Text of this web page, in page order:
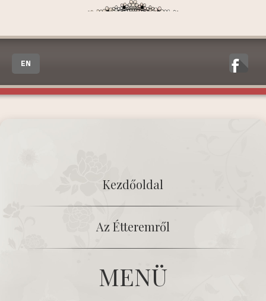
EN
Kezdőoldal
Az Étteremről
MENÜ